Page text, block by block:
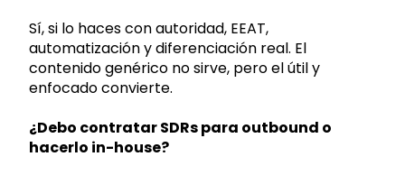
Sí, si lo haces con autoridad, EEAT,
automatización y diferenciación real. El
contenido genérico no sirve, pero el útil y
enfocado convierte.
¿Debo contratar SDRs para outbound o
hacerlo in-house?